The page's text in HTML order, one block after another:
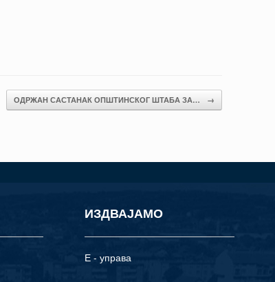
ОДРЖАН САСТАНАК ОПШТИНСКОГ ШТАБА ЗА… →
ИЗДВАЈАМО
Е - управа